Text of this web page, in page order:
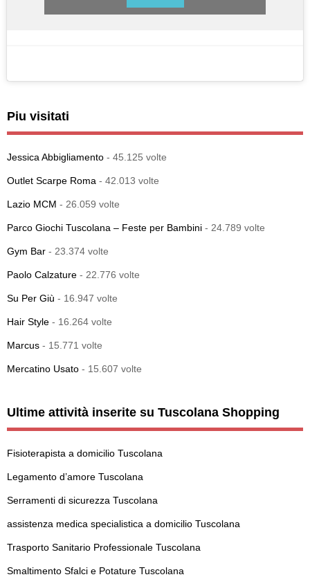
Piu visitati
Jessica Abbigliamento - 45.125 volte
Outlet Scarpe Roma - 42.013 volte
Lazio MCM - 26.059 volte
Parco Giochi Tuscolana – Feste per Bambini - 24.789 volte
Gym Bar - 23.374 volte
Paolo Calzature - 22.776 volte
Su Per Giù - 16.947 volte
Hair Style - 16.264 volte
Marcus - 15.771 volte
Mercatino Usato - 15.607 volte
Ultime attività inserite su Tuscolana Shopping
Fisioterapista a domicilio Tuscolana
Legamento d’amore Tuscolana
Serramenti di sicurezza Tuscolana
assistenza medica specialistica a domicilio Tuscolana
Trasporto Sanitario Professionale Tuscolana
Smaltimento Sfalci e Potature Tuscolana